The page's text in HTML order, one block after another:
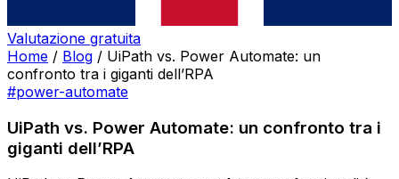
Valutazione gratuita
Home / Blog / UiPath vs. Power Automate: un
confronto tra i giganti dell’RPA
#power-automate
UiPath vs. Power Automate: un confronto tra i
giganti dell’RPA